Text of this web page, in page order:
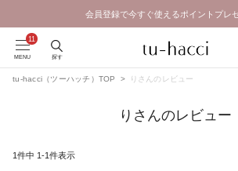
会員登録で今すぐ使えるポイントプレ
MENU 探す
tu-hacci（ツーハッチ）TOP りさんのレビュー
りさんのレビュー
1件中 1-1件表示